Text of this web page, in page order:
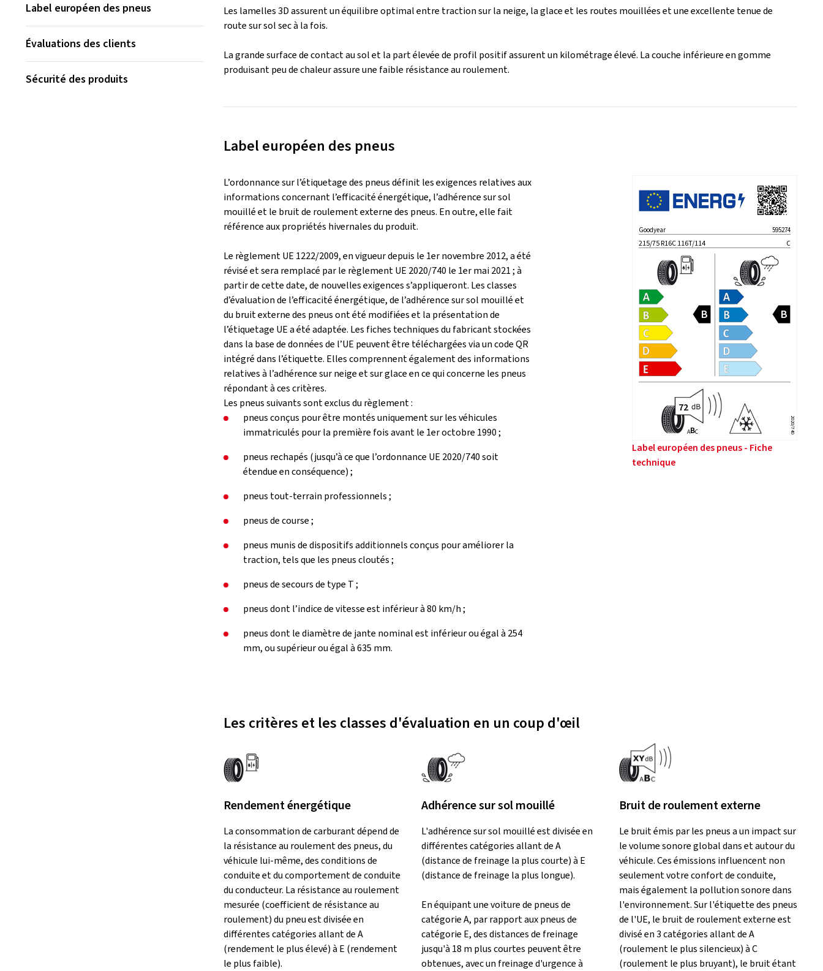
Label européen des pneus
Évaluations des clients
Sécurité des produits
Les lamelles 3D assurent un équilibre optimal entre traction sur la neige, la glace et les routes mouillées et une excellente tenue de
route sur sol sec à la fois.
La grande surface de contact au sol et la part élevée de profil positif assurent un kilométrage élevé. La couche inférieure en gomme
produisant peu de chaleur assure une faible résistance au roulement.
Label européen des pneus
L’ordonnance sur l’étiquetage des pneus définit les exigences relatives aux
informations concernant l’efficacité énergétique, l’adhérence sur sol
mouillé et le bruit de roulement externe des pneus. En outre, elle fait
référence aux propriétés hivernales du produit.
Le règlement UE 1222/2009, en vigueur depuis le 1er novembre 2012, a été
révisé et sera remplacé par le règlement UE 2020/740 le 1er mai 2021 ; à
partir de cette date, de nouvelles exigences s’appliqueront. Les classes
d’évaluation de l’efficacité énergétique, de l’adhérence sur sol mouillé et
du bruit externe des pneus ont été modifiées et la présentation de
l’étiquetage UE a été adaptée. Les fiches techniques du fabricant stockées
dans la base de données de l’UE peuvent être téléchargées via un code QR
intégré dans l’étiquette. Elles comprennent également des informations
relatives à l’adhérence sur neige et sur glace en ce qui concerne les pneus
répondant à ces critères.
Les pneus suivants sont exclus du règlement :
pneus conçus pour être montés uniquement sur les véhicules
immatriculés pour la première fois avant le 1er octobre 1990 ;
pneus rechapés (jusqu’à ce que l’ordonnance UE 2020/740 soit
étendue en conséquence) ;
pneus tout-terrain professionnels ;
pneus de course ;
pneus munis de dispositifs additionnels conçus pour améliorer la
traction, tels que les pneus cloutés ;
pneus de secours de type T ;
pneus dont l’indice de vitesse est inférieur à 80 km/h ;
pneus dont le diamètre de jante nominal est inférieur ou égal à 254
mm, ou supérieur ou égal à 635 mm.
Goodyear 595274
215/75 R16C 116T/114 C
ABC 2020/740
Label européen des pneus - Fiche
technique
Les critères et les classes d'évaluation en un coup d'œil
Rendement énergétique
La consommation de carburant dépend de
la résistance au roulement des pneus, du
véhicule lui-même, des conditions de
conduite et du comportement de conduite
du conducteur. La résistance au roulement
mesurée (coefficient de résistance au
roulement) du pneu est divisée en
différentes catégories allant de A
(rendement le plus élevé) à E (rendement
le plus faible).
Adhérence sur sol mouillé
L'adhérence sur sol mouillé est divisée en
différentes catégories allant de A
(distance de freinage la plus courte) à E
(distance de freinage la plus longue).
En équipant une voiture de pneus de
catégorie A, par rapport aux pneus de
catégorie E, des distances de freinage
jusqu'à 18 m plus courtes peuvent être
obtenues, avec un freinage d'urgence à
Bruit de roulement externe
Le bruit émis par les pneus a un impact sur
le volume sonore global dans et autour du
véhicule. Ces émissions influencent non
seulement votre confort de conduite,
mais également la pollution sonore dans
l'environnement. Sur l'étiquette des pneus
de l'UE, le bruit de roulement externe est
divisé en 3 catégories allant de A
(roulement le plus silencieux) à C
(roulement le plus bruyant), le bruit étant